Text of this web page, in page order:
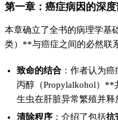
第一章：癌症病因的深
本章确立了全书的病理学基
类）**与癌症之间的必然联
致命的结合 ：作者认为
丙醇（Propylalkohol）**
生虫在肝脏异常繁殖并释
清除程序 ：介绍了包括抗